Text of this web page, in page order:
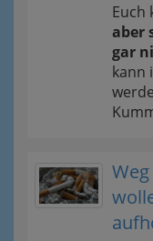
Euch
aber
gar
kann